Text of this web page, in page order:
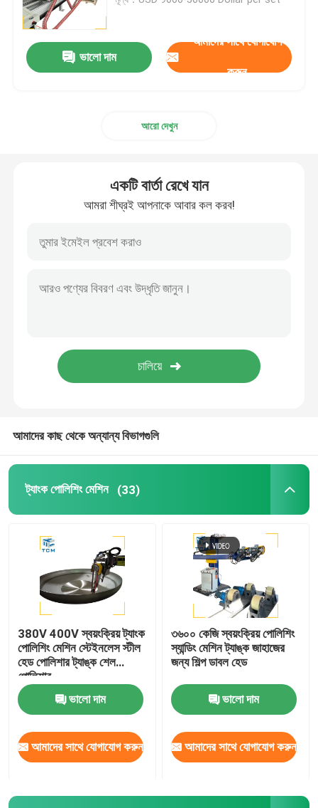
স্বয়ংক্রিয় পাইপ পোলিশিং মেশিন
ওয়েল্ডিং পোলিশিং মেশিন
পলিশিং ভোগ্যপণ্য
ওয়েল্ডিং মেশিন
ভালো দাম
আমাদের সাথে যোগাযোগ
করুন
আরো দেখুন
একটি বার্তা রেখে যান
আমরা শীঘ্রই আপনাকে আবার কল করব!
আমাদের কাছ থেকে অন্যান্য বিভাগগুলি
ট্যাংক পোলিশিং মেশিন (33)
380V 400V স্বয়ংক্রিয় ট্যাংক
পোলিশিং মেশিন স্টেইনলেস স্টীল
হেড পোলিশার ট্যাঙ্ক শেল
পোলিশার
ভালো দাম
আমাদের সাথে যোগাযোগ করুন
৩৬০০ কেজি স্বয়ংক্রিয় পোলিশিং
স্যান্ডিং মেশিন ট্যাঙ্ক জাহাজের
জন্য শিল্প ডাবল হেড
ভালো দাম
আমাদের সাথে যোগাযোগ করুন